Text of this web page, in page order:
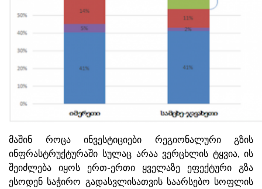
მაშინ როცა ინვესტიციები რეგიონალური გზის
ინფრასტრუქტურაში სულაც არაა ვერცხლის ტყვია, ის
შეიძლება იყოს ერთ-ერთი ყველაზე ეფექტური გზა
ესოდენ საჭირო გადასვლისათვის საარსებო სოფლის